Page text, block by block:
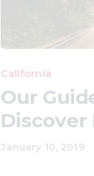
California
Our
Discover
January 10, 2019